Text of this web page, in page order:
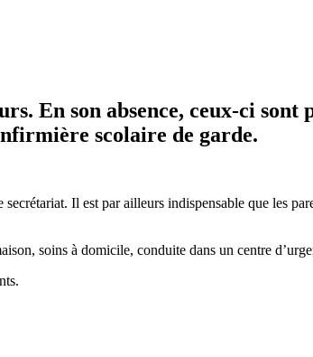
En son absence, ceux-ci sont
scolaire de garde.
Il est par ailleurs indispensable que les
soins à domicile, conduite dans un centre